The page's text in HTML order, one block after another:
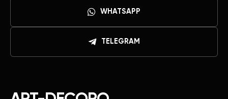
WHATSAPP
TELEGRAM